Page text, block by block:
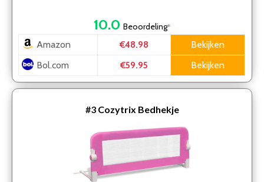
10.0 Beoordeling*
Amazon €48.98
Bekijken
Bol.com
€59.95 Bekijken
#3 Cozytrix Bedhekje